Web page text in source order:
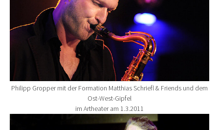
Philipp Gropper mit der Formation Matthias Schriefl & Friends und dem
Ost-West-Gipfel
im Artheater am 1.3.2011
Show larger version for: